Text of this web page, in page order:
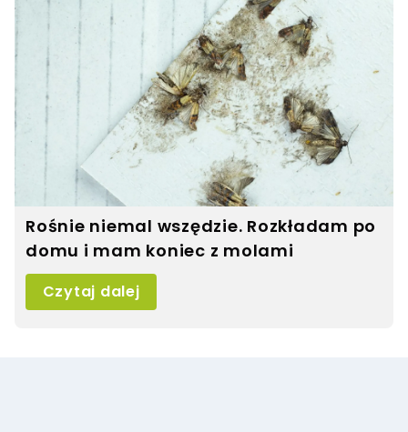
Rośnie niemal wszędzie. Rozkładam po
domu i mam koniec z molami
Czytaj dalej